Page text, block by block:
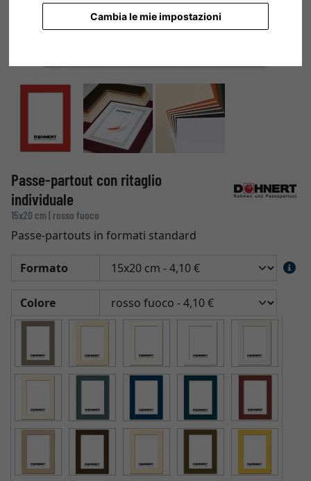
Cambia le mie impostazioni
Passe-partout con ritaglio
individuale
15x20 cm | rosso fuoco
Passe-partouts in formati standard
Formato
Colore